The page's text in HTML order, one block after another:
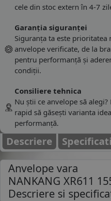
cele din stoc extern în 4-7
Garanția siguranței
Siguranța ta este prioritatea
anvelope verificate, de la
pentru performanță și
condiții.
Consiliere tehnica
Nu știi ce anvelope să
rapid să găsești varianta
performanță.
Descriere
Anvelope vara
NANKANG XR611
Descriere si